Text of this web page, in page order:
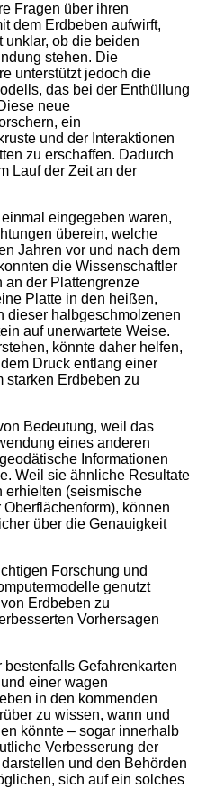
Fragen über ihren
dem Erdbeben aufwirft,
unklar, ob die beiden
stehen. Die
unterstützt jedoch die
das bei der Enthüllung
neue
ein
und der Interaktionen
zu erschaffen. Dadurch
Lauf der Zeit an der
eingegeben waren,
überein, welche
Jahren vor und nach dem
die Wissenschaftler
an der Plattengrenze
Platte in den heißen,
dieser halbgeschmolzenen
auf unerwartete Weise.
könnte daher helfen,
Druck entlang einer
starken Erdbeben zu
Bedeutung, weil das
eines anderen
Informationen
Weil sie ähnliche Resultate
erhielten (seismische
können
über die Genauigkeit
Forschung und
genutzt
Erdbeben zu
Vorhersagen
Gefahrenkarten
einer wagen
in den kommenden
zu wissen, wann und
könnte – sogar innerhalb
Verbesserung der
und den Behörden
sich auf ein solches